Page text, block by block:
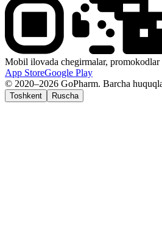
Mobil ilovada chegirmalar, promokodlar
App StoreGoogle Play
© 2020–2026 GoPharm. Barcha
Toshkent Ruscha